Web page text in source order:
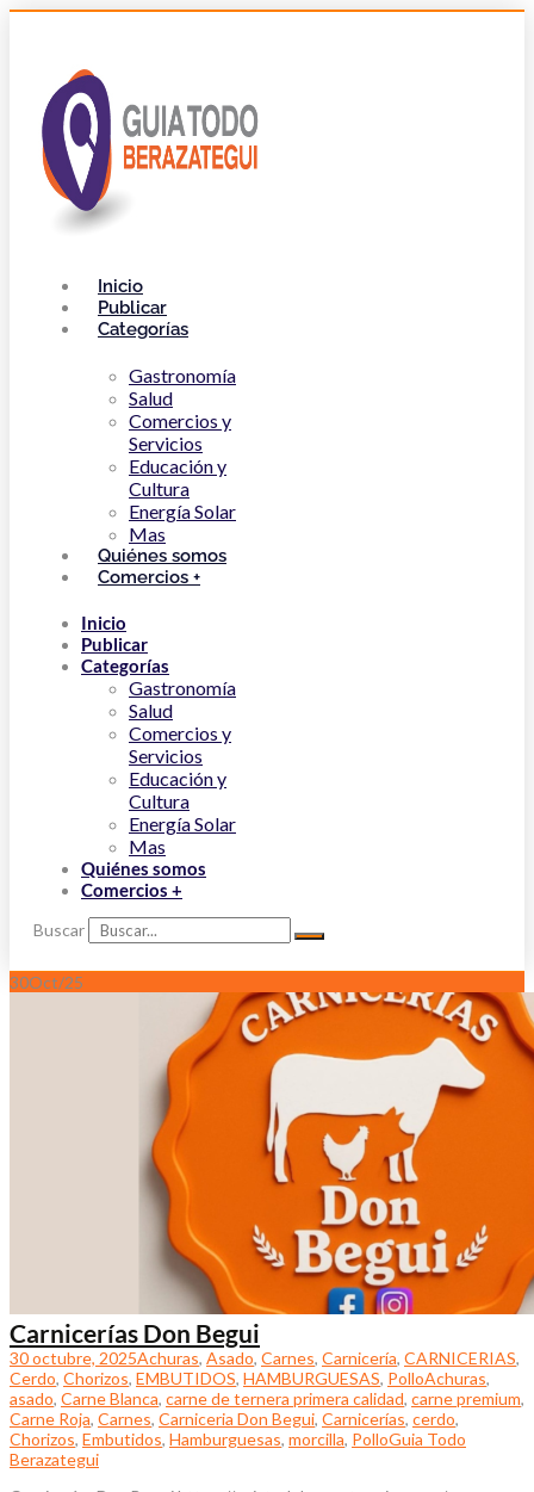
Inicio
Publicar
Categorías
Gastronomía
Salud
Comercios y
Servicios
Educación y
Cultura
Energía Solar
Mas
Quiénes somos
Comercios +
Inicio
Publicar
Categorías
Gastronomía
Salud
Comercios y
Servicios
Educación y
Cultura
Energía Solar
Mas
Quiénes somos
Comercios +
Buscar
30Oct/25
Carnicerías Don Begui
30 octubre, 2025Achuras, Asado, Carnes, Carnicería, CARNICERIAS,
Cerdo, Chorizos, EMBUTIDOS, HAMBURGUESAS, PolloAchuras,
asado, Carne Blanca, carne de ternera primera calidad, carne premium,
Carne Roja, Carnes, Carniceria Don Begui, Carnicerías, cerdo,
Chorizos, Embutidos, Hamburguesas, morcilla, PolloGuia Todo
Berazategui